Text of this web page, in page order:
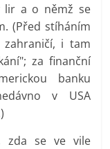
lir a o němž se
(Před stíháním
i tam
za finanční
banku
v USA
zda se ve vile